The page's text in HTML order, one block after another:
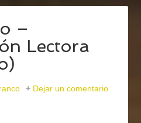
–
Lectora
Dejar un comentario